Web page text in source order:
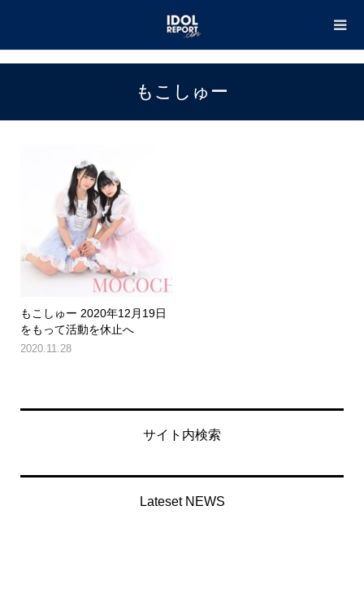
もこしゅー
もこしゅー 2020年12月19日
をもって活動を休止へ
2020.11.28
サイト内検索
Lateset NEWS